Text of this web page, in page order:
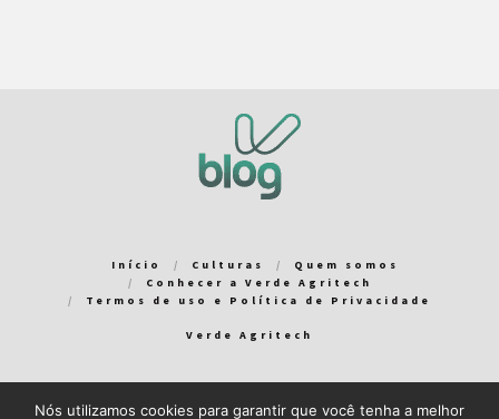
Início Culturas
Quem somos
Conhecer a Verde Agritech
Termos de uso e Política de Privacidade
Verde Agritech
Nós utilizamos cookies para garantir que você tenha a melhor